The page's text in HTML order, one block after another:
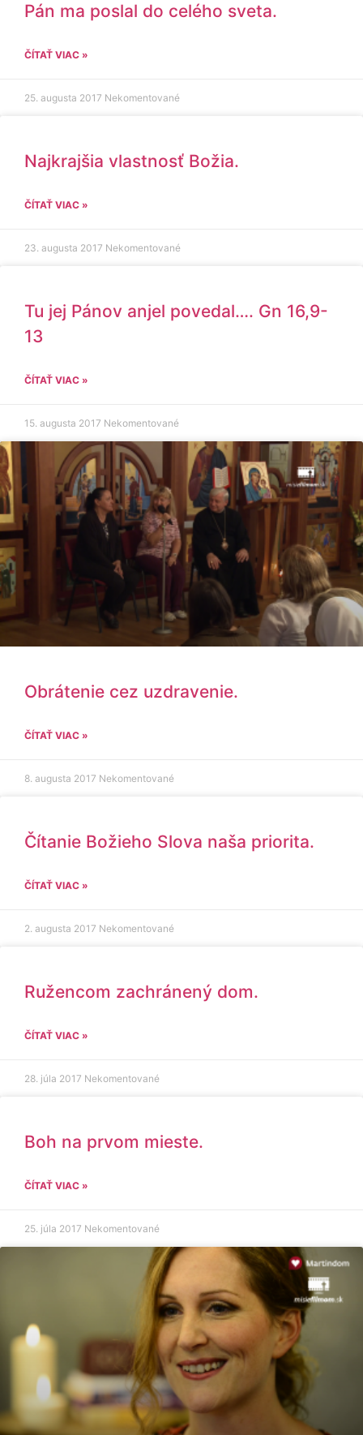
Pán ma poslal do celého sveta.
ČÍTAŤ VIAC »
25. augusta 2017 Nekomentované
Najkrajšia vlastnosť Božia.
ČÍTAŤ VIAC »
23. augusta 2017 Nekomentované
Tu jej Pánov anjel povedal…. Gn 16,9-
13
ČÍTAŤ VIAC »
15. augusta 2017 Nekomentované
Obrátenie cez uzdravenie.
ČÍTAŤ VIAC »
8. augusta 2017 Nekomentované
Čítanie Božieho Slova naša priorita.
ČÍTAŤ VIAC »
2. augusta 2017 Nekomentované
Ružencom zachránený dom.
ČÍTAŤ VIAC »
28. júla 2017 Nekomentované
Boh na prvom mieste.
ČÍTAŤ VIAC »
25. júla 2017 Nekomentované